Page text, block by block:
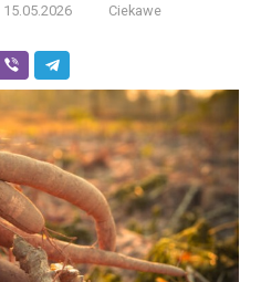
15.05.2026
Ciekawe